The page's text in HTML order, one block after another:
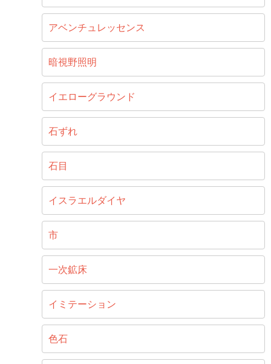
アベンチュレッセンス
暗視野照明
イエローグラウンド
石ずれ
石目
イスラエルダイヤ
市
一次鉱床
イミテーション
色石